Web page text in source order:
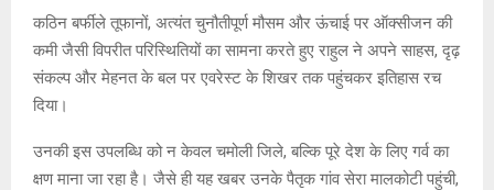
कठिन बर्फीले तूफानों, अत्यंत चुनौतीपूर्ण मौसम और ऊंचाई पर ऑक्सीजन की
कमी जैसी विपरीत परिस्थितियों का सामना करते हुए राहुल ने अपने साहस, दृढ़
संकल्प और मेहनत के बल पर एवरेस्ट के शिखर तक पहुंचकर इतिहास रच
दिया।
उनकी इस उपलब्धि को न केवल चमोली जिले, बल्कि पूरे देश के लिए गर्व का
क्षण माना जा रहा है। जैसे ही यह खबर उनके पैतृक गांव सेरा मालकोटी पहुंची,